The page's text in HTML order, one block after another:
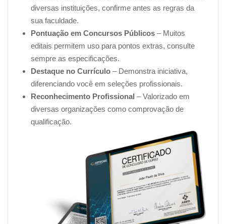
diversas instituições, confirme antes as regras da
sua faculdade.
Pontuação em Concursos Públicos – Muitos
editais permitem uso para pontos extras, consulte
sempre as especificações.
Destaque no Currículo – Demonstra iniciativa,
diferenciando você em seleções profissionais.
Reconhecimento Profissional – Valorizado em
diversas organizações como comprovação de
qualificação.